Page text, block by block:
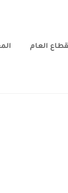
العام